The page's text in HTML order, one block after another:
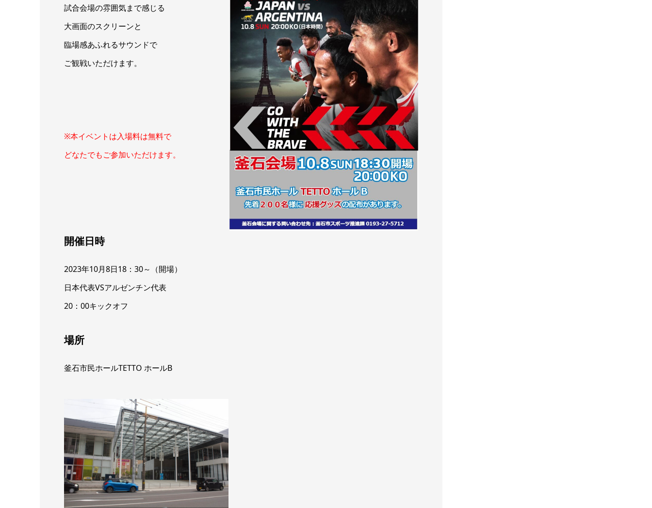
試合会場の雰囲気まで感じる
大画面のスクリーンと
臨場感あふれるサウンドで
ご観戦いただけます。
※本イベントは入場料は無料で
どなたでもご参加いただけます。
開催日時
2023年10月8日18：30～（開場）
日本代表VSアルゼンチン代表
20：00キックオフ
場所
釜石市民ホールTETTO ホールB